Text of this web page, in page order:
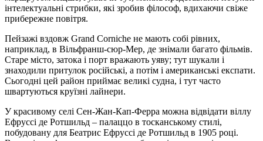
інтелектуальні стрибки, які зробив філософ, вдихаючи свіже
прибережне повітря.
Пейзажі вздовж Grand Corniche не мають собі рівних,
наприклад, в Вільфранш-сюр-Мер, де знімали багато фільмів.
Старе місто, затока і порт вражають уяву; тут шукали і
знаходили притулок російські, а потім і американські експати.
Сьогодні цей район приймає великі судна, і тут часто
швартуються круїзні лайнери.
У красивому селі Сен-Жан-Кап-Ферра можна відвідати віллу
Ефруссі де Ротшильд – палаццо в тосканському стилі,
побудовану для Беатрис Ефруссі де Ротшильд в 1905 році.